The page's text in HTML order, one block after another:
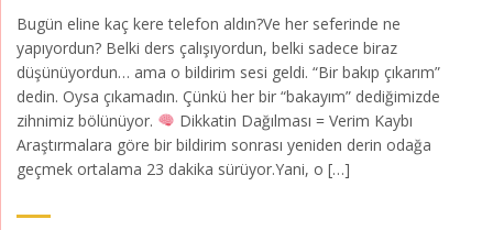
Bugün eline kaç kere telefon aldın?Ve her seferinde ne
yapıyordun? Belki ders çalışıyordun, belki sadece biraz
düşünüyordun… ama o bildirim sesi geldi. “Bir bakıp çıkarım”
dedin. Oysa çıkamadın. Çünkü her bir “bakayım” dediğimizde
zihnimiz bölünüyor.
Dikkatin Dağılması = Verim Kaybı
Araştırmalara göre bir bildirim sonrası yeniden derin odağa
geçmek ortalama 23 dakika sürüyor.Yani, o […]